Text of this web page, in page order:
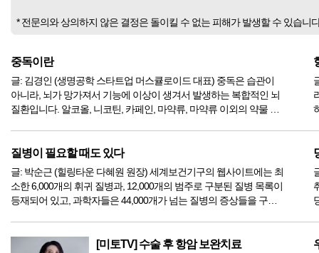
* 전문의와 상의하지 않은 결정은 돌이킬 수 없는 피해가 발생할 수 있습
중독이란
글: 김경인 (생명공학 스타트업 머스큘로이드 대표) 중독은 습관이
아니라, 뇌가 망가져서 기능에 이상이 생겨서 발생하는 복합적인 뇌
질환입니다. 알코올, 니코틴, 카페인, 마약류, 마약류 이외의 약물 등
질병이 필요할 때도 있다
글: 박순근 (힐링타운 다혜원 원장) 세계보건기구의 웹사이트에는 최
소한 6,000개의 휘귀 질병과, 12,000개의 범주로 구분된 질병 목록이
등재되어 있고, 과학자들은 44,000개가 넘는 질병의 증상들을 구분
[미토TV] 수술 후 항암 보완치료